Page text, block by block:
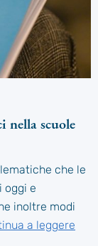
scuole
che le
oggi e
inoltre modi
a leggere